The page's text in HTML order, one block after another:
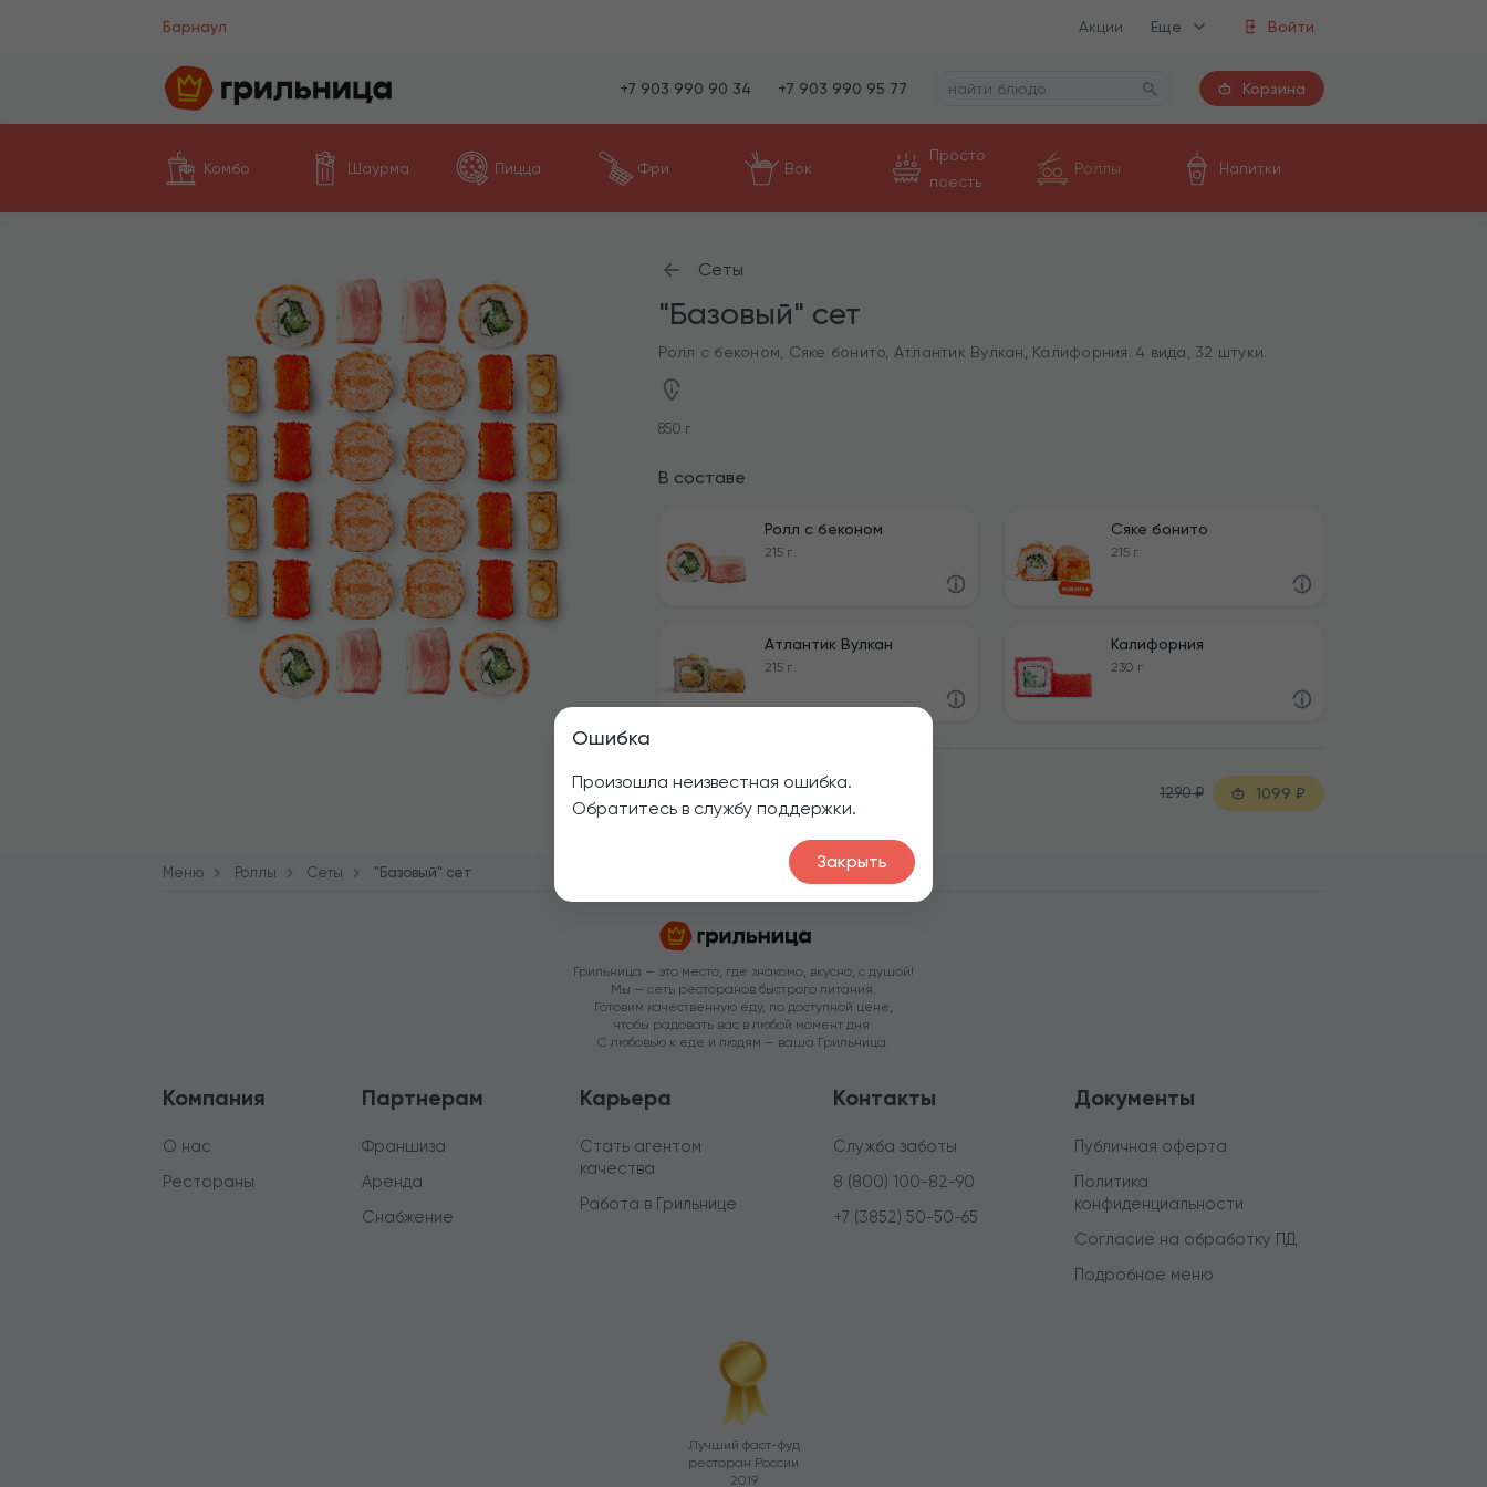
Барнаул Акции Еще Войти
+7 903 990 90 34 +7 903 990 95 77 Корзина
Комбо Шаурма Пицца Фри Вок
Просто
поесть
Роллы Напитки
Ошибка
Произошла неизвестная ошибка.
Обратитесь в службу поддержки.
Закрыть
Сеты
"Базовый" сет
Ролл с беконом, Сяке бонито, Атлантик Вулкан, Калифорния. 4 вида, 32 штуки.
850 г
В составе
Ролл с беконом
215 г
Сяке бонито
215 г
Атлантик Вулкан
215 г
Калифорния
230 г
1 1290₽ 1099 ₽
Меню Роллы Сеты "Базовый" сет
Грильница — это место, где знакомо, вкусно, с душой!
Мы — сеть ресторанов быстрого питания.
Готовим качественную еду, по доступной цене,
чтобы радовать вас в любой момент дня.
С любовью к еде и людям — ваша Грильница.
Компания
О нас
Рестораны
Партнерам
Франшиза
Аренда
Снабжение
Карьера
Стать агентом
качества
Работа в Грильнице
Контакты
Служба заботы
8 (800) 100-82-90
+7 (3852) 50-50-65
Документы
Публичная оферта
Политика
конфиденциальности
Согласие на обработку ПД
Подробное меню
Лучший фаст-фуд
ресторан России
2019